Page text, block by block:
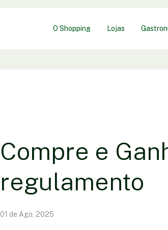
O Shopping Lojas
Compre e
regulamento
01 de Ago, 2025